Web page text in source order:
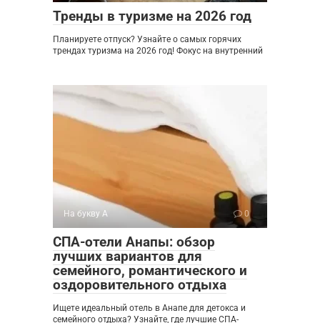
Тренды в туризме на 2026 год
Планируете отпуск? Узнайте о самых горячих
трендах туризма на 2026 год! Фокус на внутренний
На букву А 0
СПА-отели Анапы: обзор
лучших вариантов для
семейного, романтического и
оздоровительного отдыха
Ищете идеальный отель в Анапе для детокса и
семейного отдыха? Узнайте, где лучшие СПА-